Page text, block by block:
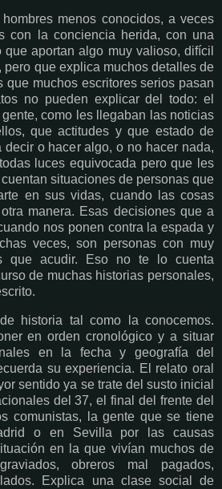
menos conocidos, a veces
con la conciencia herida, con una
aportan algo muy valioso, difícil
pero que explica muchos detalles de
que muchos escritores serios pasan
no pueden explicar del todo: el
como les llegaban las noticias
que actitudes y que estado de
o hacer algo, o no hacer nada,
luces equivocada pero que les
situaciones de personas que
en sus vidas, cuando las cosas
manera. Esas decisiones que a
nos ponen contra la espada y
veces, son personas con muy
que acudir. Eso no te lo cuenta
de muchas historias personales,
historia tal como la conocemos.
en orden cronológico y a situar
en la fecha y geografía del
su experiencia. El relato oral
sentido ya se trate del susto inicial
del 37, el final del frente del
comunistas, la gente que se tiene
o en Sevilla por las causas
en la que vivían muchos de
obreros mal pagados,
Explica una clase social de